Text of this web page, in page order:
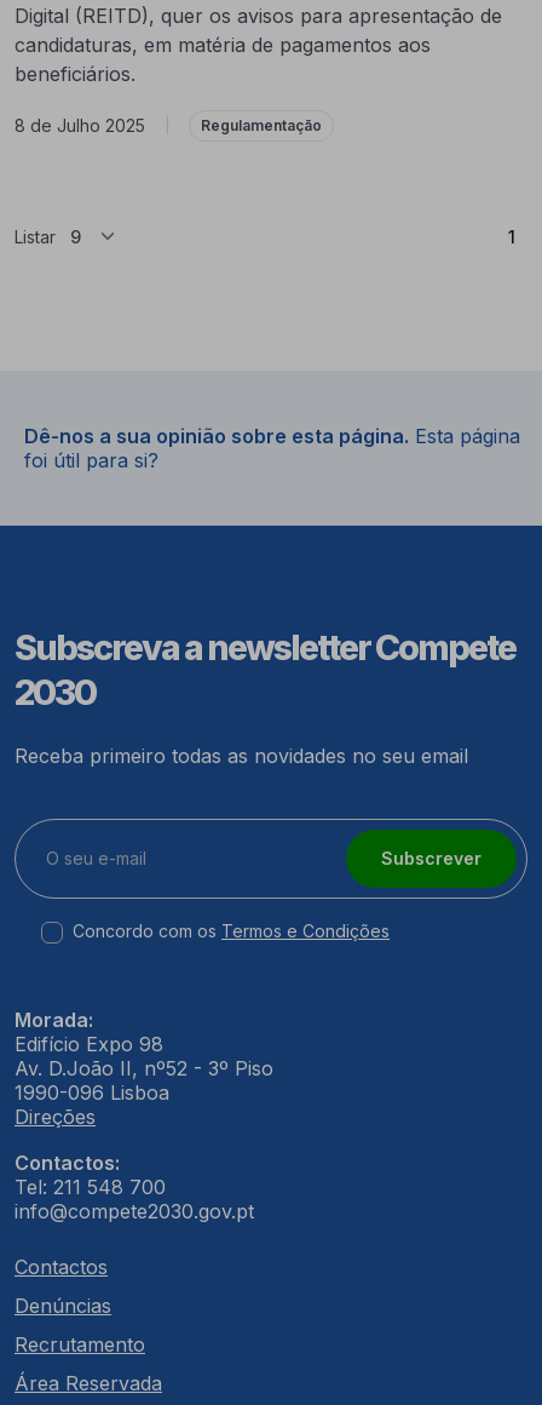
Digital (REITD), quer os avisos para apresentação de
candidaturas, em matéria de pagamentos aos
beneficiários.
8 de Julho 2025 Regulamentação
Listar 1
Dê-nos a sua opinião sobre esta página. Esta página
foi útil para si?
Subscreva a newsletter Compete
2030
Receba primeiro todas as novidades no seu email
Subscrever
Concordo com os Termos e Condições
Morada:
Edifício Expo 98
Av. D.João II, nº52 - 3º Piso
1990-096 Lisboa
Direções
Contactos:
Tel: 211 548 700
info@compete2030.gov.pt
Contactos
Denúncias
Recrutamento
Área Reservada